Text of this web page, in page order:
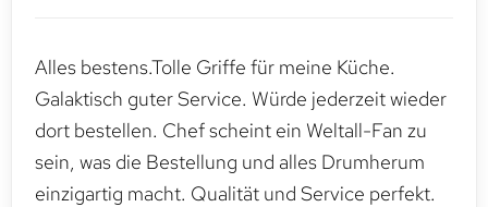
Alles bestens.Tolle Griffe für meine Küche.
Galaktisch guter Service. Würde jederzeit wieder
dort bestellen. Chef scheint ein Weltall-Fan zu
sein, was die Bestellung und alles Drumherum
einzigartig macht. Qualität und Service perfekt.